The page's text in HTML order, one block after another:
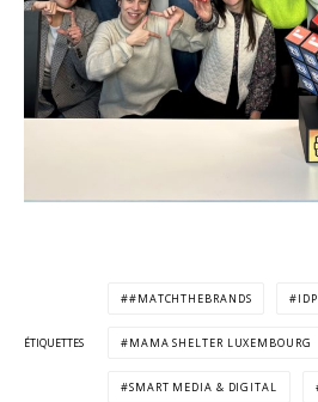
ÉTIQUETTES
#MATCHTHEBRANDS IDP
MAMA SHELTER LUXEMBOURG
SMART MEDIA & DIGITAL